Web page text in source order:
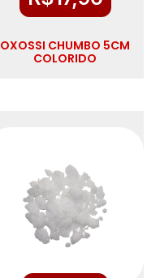
OXOSSI CHUMBO 5CM
COLORIDO